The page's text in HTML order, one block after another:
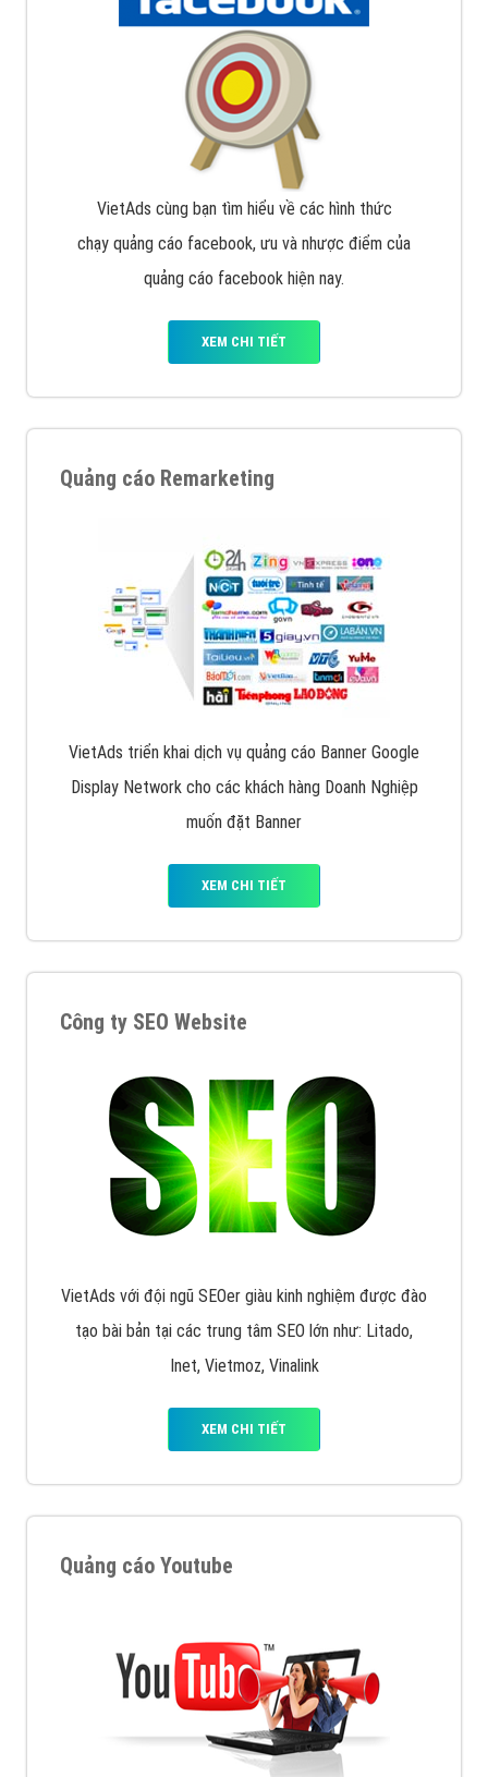
VietAds cùng bạn tìm hiểu về các hình thức
chạy quảng cáo facebook, ưu và nhược điểm của
quảng cáo facebook hiện nay.
XEM CHI TIẾT
Quảng cáo Remarketing
VietAds triển khai dịch vụ quảng cáo Banner Google
Display Network cho các khách hàng Doanh Nghiệp
muốn đặt Banner
XEM CHI TIẾT
Công ty SEO Website
VietAds với đội ngũ SEOer giàu kinh nghiệm được đào
tạo bài bản tại các trung tâm SEO lớn như: Litado,
Inet, Vietmoz, Vinalink
XEM CHI TIẾT
Quảng cáo Youtube